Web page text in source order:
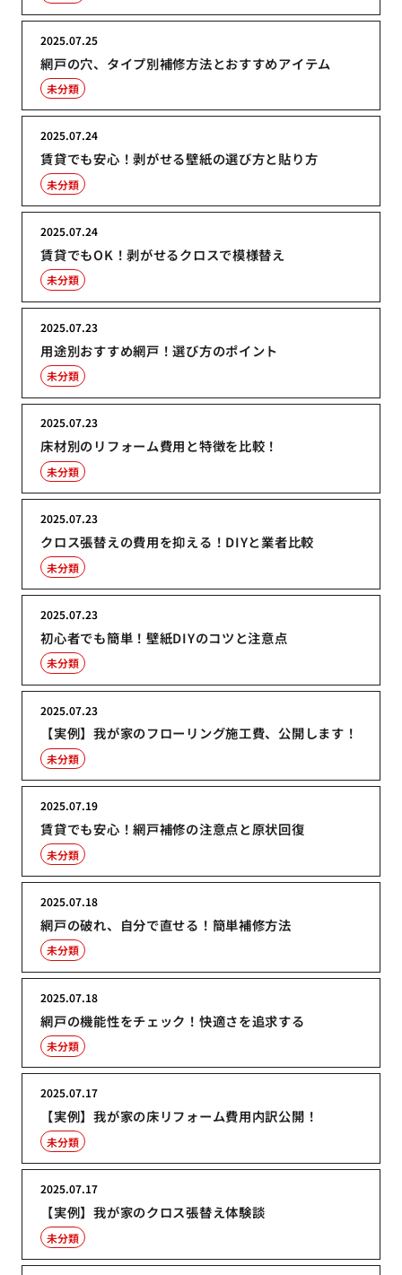
網戸の穴、タイプ別補修方法とおすすめアイテム
2025.07.25
未分類
賃貸でも安心！剥がせる壁紙の選び方と貼り方
2025.07.24
未分類
賃貸でもOK！剥がせるクロスで模様替え
2025.07.24
未分類
用途別おすすめ網戸！選び方のポイント
2025.07.23
未分類
床材別のリフォーム費用と特徴を比較！
2025.07.23
未分類
クロス張替えの費用を抑える！DIYと業者比較
2025.07.23
未分類
初心者でも簡単！壁紙DIYのコツと注意点
2025.07.23
未分類
【実例】我が家のフローリング施工費、公開します！
2025.07.23
未分類
賃貸でも安心！網戸補修の注意点と原状回復
2025.07.19
未分類
網戸の破れ、自分で直せる！簡単補修方法
2025.07.18
未分類
網戸の機能性をチェック！快適さを追求する
2025.07.18
未分類
【実例】我が家の床リフォーム費用内訳公開！
2025.07.17
未分類
【実例】我が家のクロス張替え体験談
2025.07.17
未分類